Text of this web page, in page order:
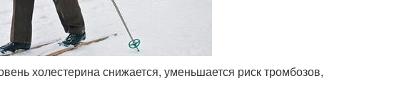
холестерина снижается, уменьшается риск тромбозов,